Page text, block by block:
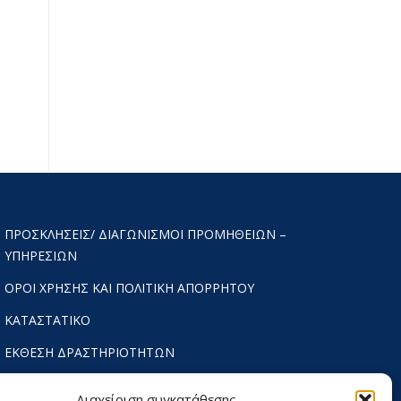
ΠΡΟΣΚΛΉΣΕΙΣ/ ΔΙΑΓΩΝΙΣΜΟΊ ΠΡΟΜΉΘΕΙΩΝ –
ΥΠΗΡΕΣΙΏΝ
ΟΡΟΙ ΧΡΗΣΗΣ ΚΑΙ ΠΟΛΙΤΙΚΗ ΑΠΟΡΡΗΤΟΥ
ΚΑΤΑΣΤΑΤΙΚΌ
ΕΚΘΕΣΗ ΔΡΑΣΤΗΡΙΟΤΗΤΩΝ